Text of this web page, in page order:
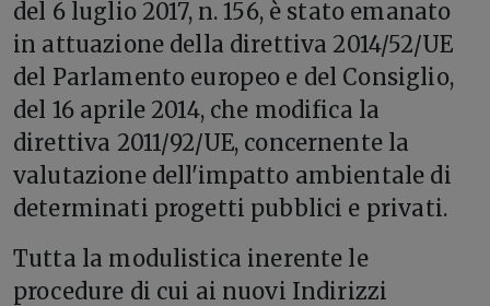
del 6 luglio 2017, n. 156, è stato emanato
in attuazione della direttiva 2014/52/UE
del Parlamento europeo e del Consiglio,
del 16 aprile 2014, che modifica la
direttiva 2011/92/UE, concernente la
valutazione dell'impatto ambientale di
determinati progetti pubblici e privati.
Tutta la modulistica inerente le
procedure di cui ai nuovi Indirizzi